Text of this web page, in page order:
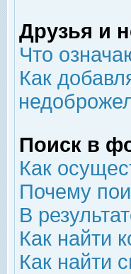
Друзья и
Что
Как
Поиск в
Как
Почему
В
Как найти
Как найти